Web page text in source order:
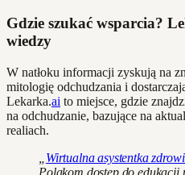
Gdzie szukać wsparcia?
wiedzy
W natłoku informacji zyskują na
mitologię odchudzania i
Lekarka.ai to miejsce, gdzie
na odchudzanie, bazujące na
realiach.
Wirtualna asystentka
Polakom dostęp do edukacji